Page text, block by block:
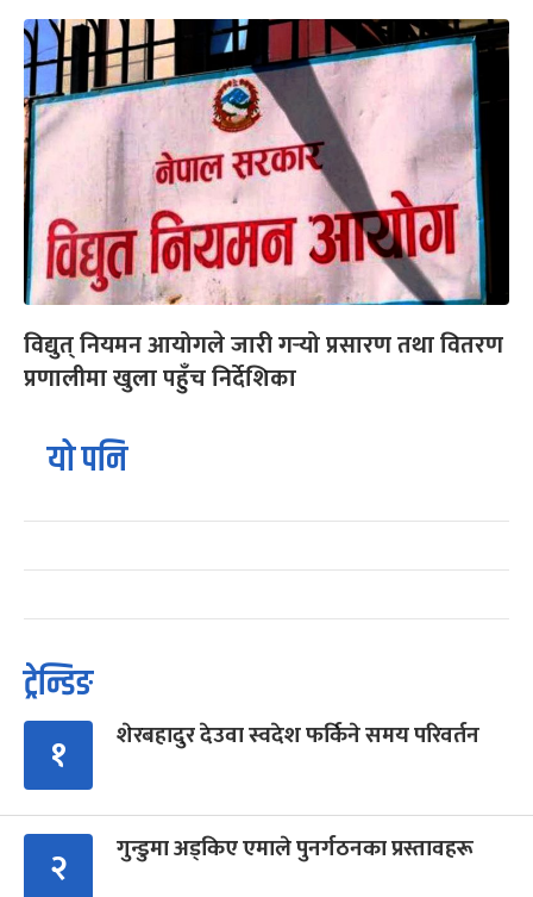
विद्युत् नियमन आयोगले जारी गर्‍यो प्रसारण तथा वितरण
प्रणालीमा खुला पहुँच निर्देशिका
यो पनि
ट्रेन्डिङ
१ शेरबहादुर देउवा स्वदेश फर्किने समय परिवर्तन
२ गुन्डुमा अड्किए एमाले पुनर्गठनका प्रस्तावहरू